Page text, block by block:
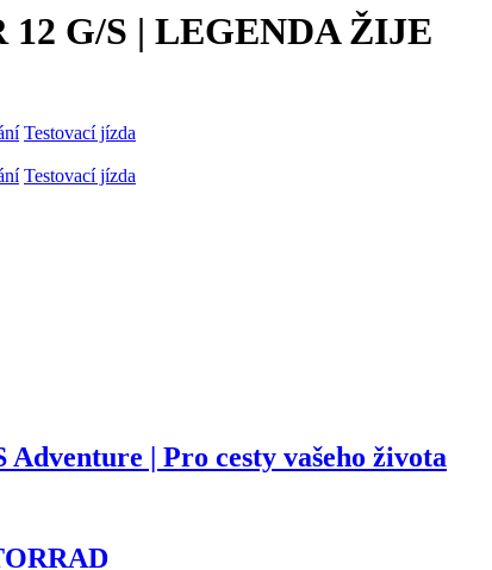
12 G/S | LEGENDA ŽIJE
Testovací jízda
Testovací jízda
| Pro cesty vašeho života